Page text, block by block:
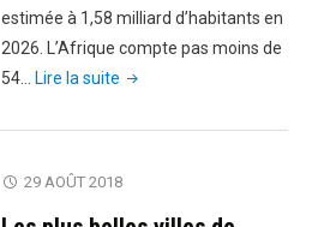
estimée à 1,58 milliard d’habitants en
2026. L’Afrique compte pas moins de
54…
Lire la suite "Population
2026"
29 AOÛT 2018